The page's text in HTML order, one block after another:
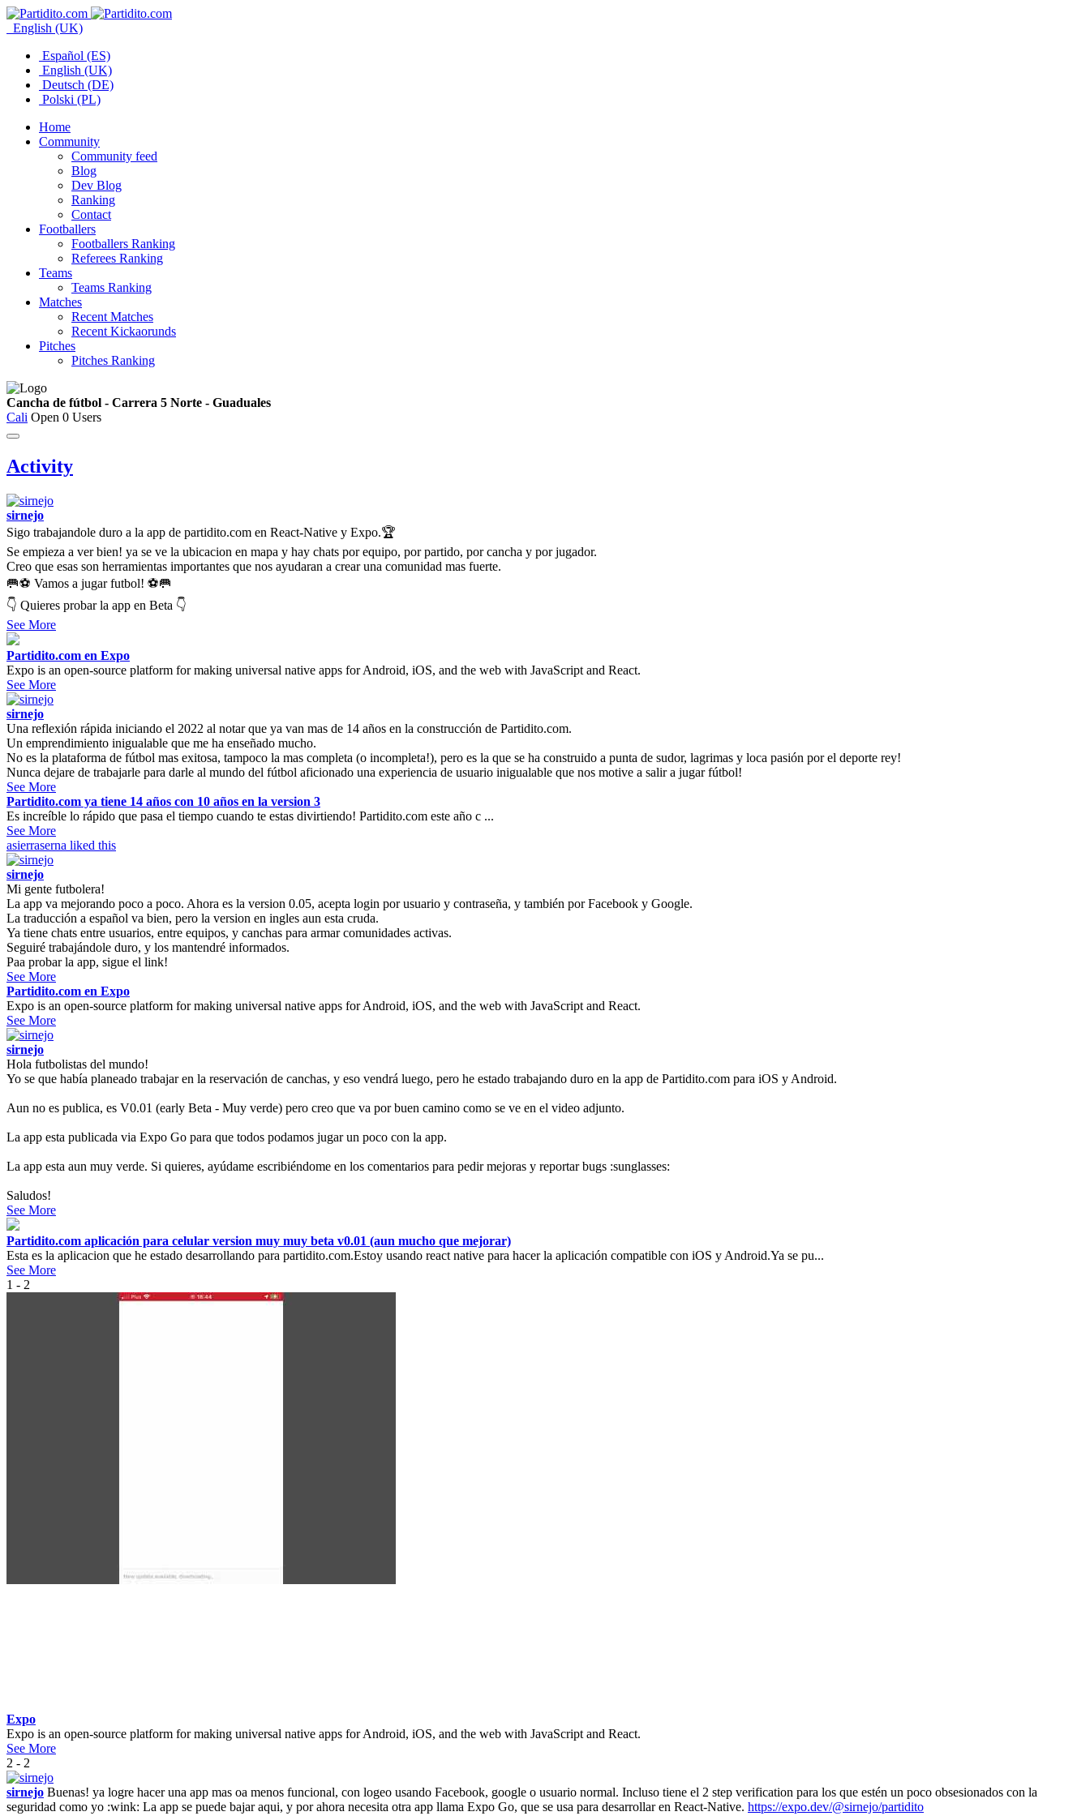
English (UK)
Español (ES)
English (UK)
Deutsch (DE)
Polski (PL)
Home
Community
Community feed
Blog
Dev Blog
Ranking
Contact
Footballers
Footballers Ranking
Referees Ranking
Teams
Teams Ranking
Matches
Recent Matches
Recent Kickaorunds
Pitches
Pitches Ranking
Cancha de fútbol - Carrera 5 Norte - Guaduales
Cali Open 0 Users
Activity
sirnejo
Sigo trabajandole duro a la app de partidito.com en React-Native y Expo.🏆
Se empieza a ver bien! ya se ve la ubicacion en mapa y hay chats por equipo, por partido, por cancha y por jugador.
Creo que esas son herramientas importantes que nos ayudaran a crear una comunidad mas fuerte.
🥅⚽ Vamos a jugar futbol! ⚽🥅
👇 Quieres probar la app en Beta 👇
See More
Partidito.com en Expo
Expo is an open-source platform for making universal native apps for Android, iOS, and the web with JavaScript and React.
See More
sirnejo
Una reflexión rápida iniciando el 2022 al notar que ya van mas de 14 años en la construcción de Partidito.com.
Un emprendimiento inigualable que me ha enseñado mucho.
No es la plataforma de fútbol mas exitosa, tampoco la mas completa (o incompleta!), pero es la que se ha construido a punta de sudor, lagrimas y loca pasión por el deporte rey!
Nunca dejare de trabajarle para darle al mundo del fútbol aficionado una experiencia de usuario inigualable que nos motive a salir a jugar fútbol!
See More
Partidito.com ya tiene 14 años con 10 años en la version 3
Es increíble lo rápido que pasa el tiempo cuando te estas divirtiendo! Partidito.com este año c ...
See More
asierraserna liked this
sirnejo
Mi gente futbolera!
La app va mejorando poco a poco. Ahora es la version 0.05, acepta login por usuario y contraseña, y también por Facebook y Google.
La traducción a español va bien, pero la version en ingles aun esta cruda.
Ya tiene chats entre usuarios, entre equipos, y canchas para armar comunidades activas.
Seguiré trabajándole duro, y los mantendré informados.
Paa probar la app, sigue el link!
See More
Partidito.com en Expo
Expo is an open-source platform for making universal native apps for Android, iOS, and the web with JavaScript and React.
See More
sirnejo
Hola futbolistas del mundo!
Yo se que había planeado trabajar en la reservación de canchas, y eso vendrá luego, pero he estado trabajando duro en la app de Partidito.com para iOS y Android.
Aun no es publica, es V0.01 (early Beta - Muy verde) pero creo que va por buen camino como se ve en el video adjunto.
La app esta publicada via Expo Go para que todos podamos jugar un poco con la app.
La app esta aun muy verde. Si quieres, ayúdame escribiéndome en los comentarios para pedir mejoras y reportar bugs :sunglasses:
Saludos!
See More
Partidito.com aplicación para celular version muy muy beta v0.01 (aun mucho que mejorar)
Esta es la aplicacion que he estado desarrollando para partidito.com.Estoy usando react native para hacer la aplicación compatible con iOS y Android.Ya se pu...
See More
1 - 2
Expo
Expo is an open-source platform for making universal native apps for Android, iOS, and the web with JavaScript and React.
See More
2 - 2
sirnejo Buenas! ya logre hacer una app mas oa menos funcional, con logeo usando Facebook, google o usuario normal. Incluso tiene el 2 step verification para los que estén un poco obsesionados con la
seguridad como yo :wink: La app se puede bajar aqui, y por ahora necesita otra app llama Expo Go, que se usa para desarrollar en React-Native. https://expo.dev/@sirnejo/partidito